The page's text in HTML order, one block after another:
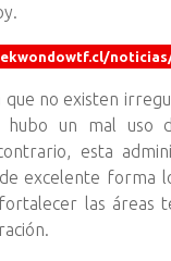
noticias/
no existen
un mal uso
esta
excelente forma
las áreas